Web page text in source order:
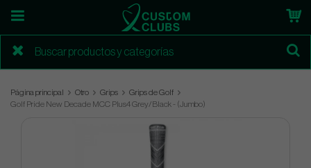
Página principal Otro Grips
Grips de Golf
Golf Pride New Decade MCC Plus4 Grey/Black - (Jumbo)